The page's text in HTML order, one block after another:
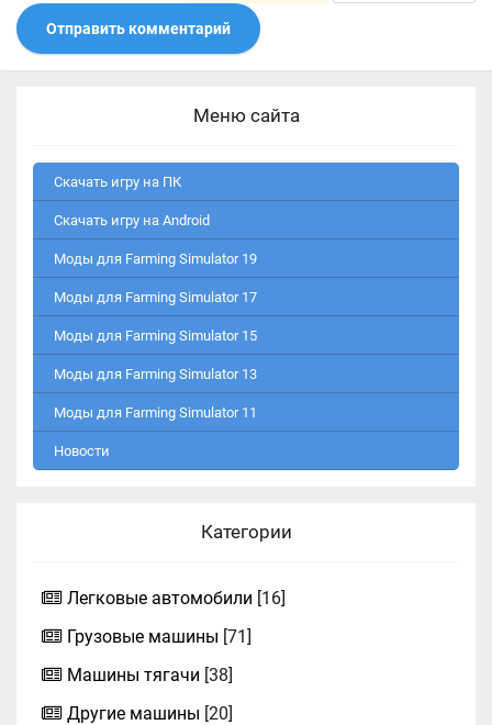
Отправить комментарий
Меню сайта
Скачать игру на ПК
Скачать игру на Android
Моды для Farming Simulator 19
Моды для Farming Simulator 17
Моды для Farming Simulator 15
Моды для Farming Simulator 13
Моды для Farming Simulator 11
Новости
Категории
Легковые автомобили [16]
Грузовые машины [71]
Машины тягачи [38]
Другие машины [20]